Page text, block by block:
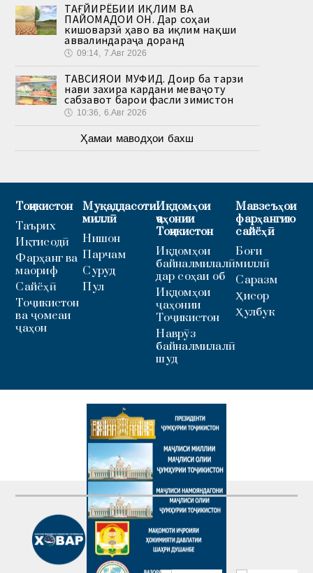
ТАҒЙИРЁБИИ ИҚЛИМ ВА
ПАЙОМАДҲОИ ОН. Дар соҳаи
кишоварзӣ ҳаво ва иқлим нақши
аввалиндараҷа доранд
🕔 09:14, 7.Авг 2026
ТАВСИЯҲОИ МУФИД. Доир ба тарзи
нави захира кардани меваҷоту
сабзавот барои фасли зимистон
🕔 10:36, 6.Авг 2026
Ҳамаи маводҳои бахш
Тоҷикистон
Таърих
Иқтисодӣ
Фарҳанг ва
маориф
Сайёҳӣ
Тоҷикистон
ва ҷомеаи
ҷаҳон
Муқаддасоти
миллӣ
Нишон
Парчам
Суруд
Пул
Иқдомҳои
ҷаҳонии
Тоҷикистон
Иқдомҳои
байналмилалӣ
дар соҳаи об
Иқдомҳои
ҷаҳонии
Тоҷикистон
Наврӯз
байналмилалӣ
шуд
Мавзеъҳои
фарҳангию
сайёҳӣ
Боғи
миллӣ
Саразм
Ҳисор
Ҳулбук